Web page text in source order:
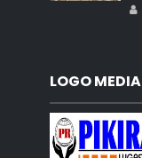
LOGO MEDIA